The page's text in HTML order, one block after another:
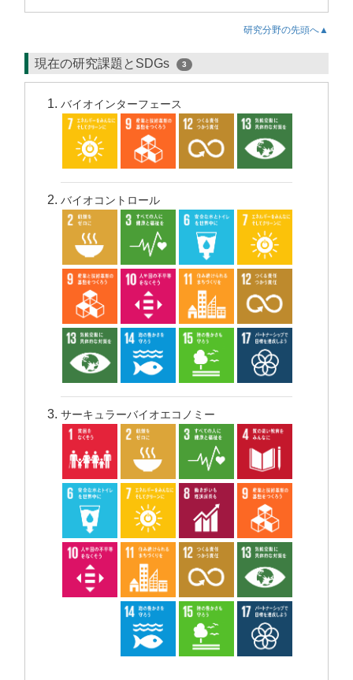
研究分野の先頭へ▲
現在の研究課題とSDGs 3
バイオインターフェース
バイオコントロール
サーキュラーバイオエコノミー